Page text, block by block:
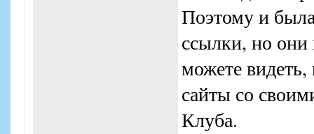
Поэтому и
ссылки, но
можете
сайты со
Клуба.